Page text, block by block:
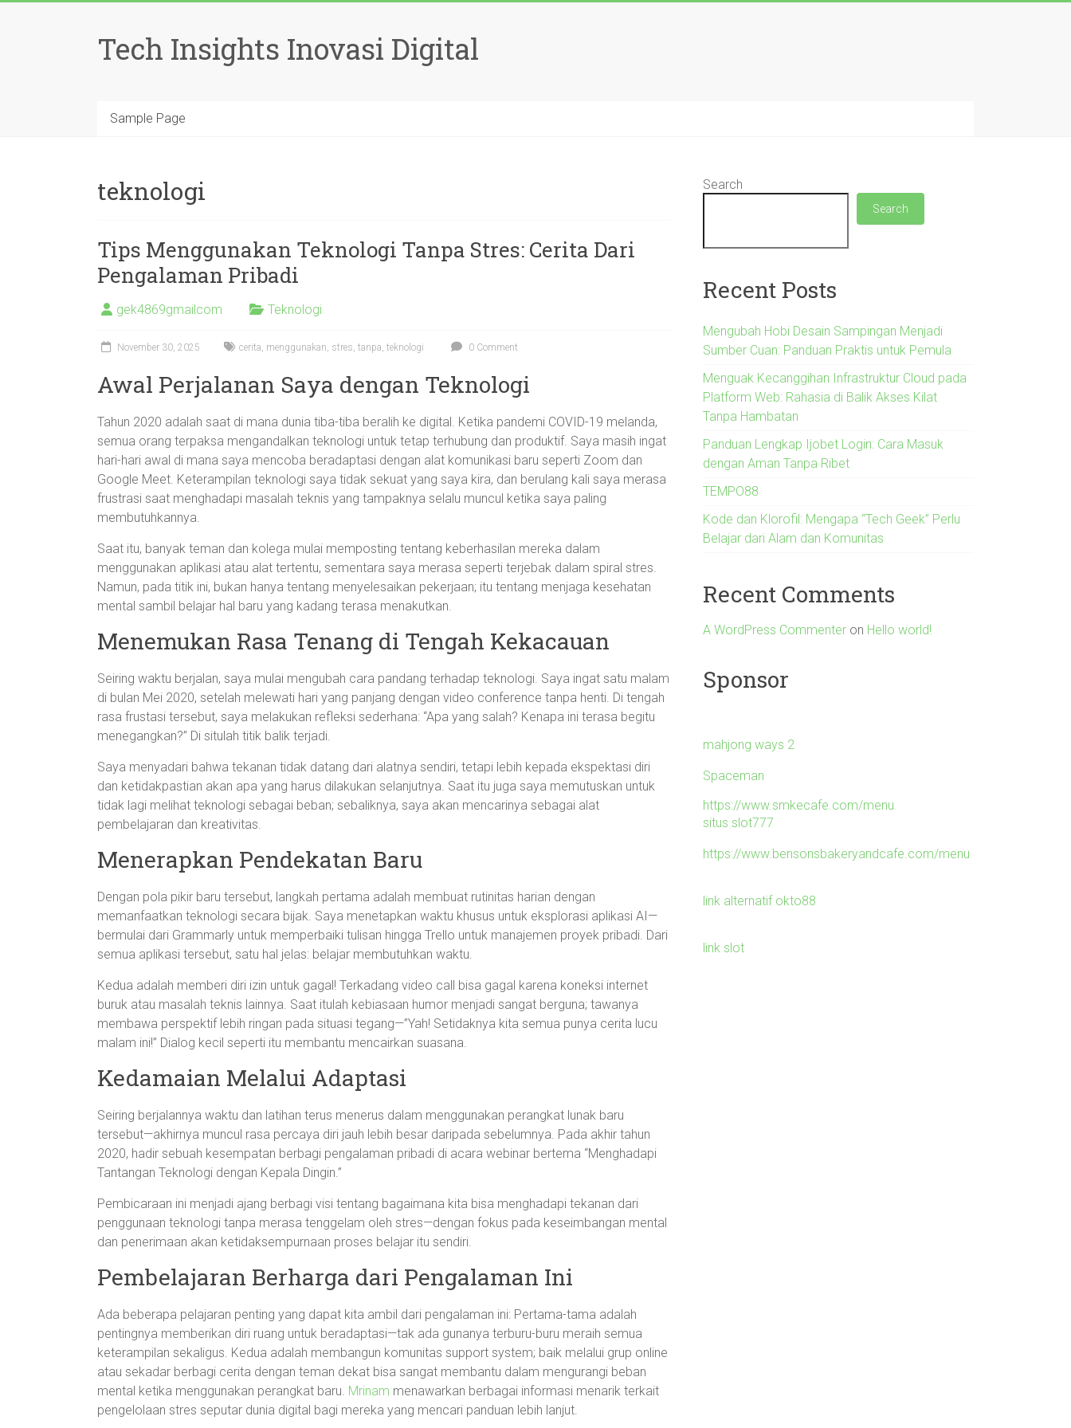
Tech Insights Inovasi Digital
Sample Page
teknologi
Tips Menggunakan Teknologi Tanpa Stres: Cerita Dari
Pengalaman Pribadi
gek4869gmailcom Teknologi
November 30, 2025 cerita, menggunakan, stres, tanpa, teknologi 0 Comment
Awal Perjalanan Saya dengan Teknologi
Tahun 2020 adalah saat di mana dunia tiba-tiba beralih ke digital. Ketika pandemi COVID-19 melanda,
semua orang terpaksa mengandalkan teknologi untuk tetap terhubung dan produktif. Saya masih ingat
hari-hari awal di mana saya mencoba beradaptasi dengan alat komunikasi baru seperti Zoom dan
Google Meet. Keterampilan teknologi saya tidak sekuat yang saya kira, dan berulang kali saya merasa
frustrasi saat menghadapi masalah teknis yang tampaknya selalu muncul ketika saya paling
membutuhkannya.
Saat itu, banyak teman dan kolega mulai memposting tentang keberhasilan mereka dalam
menggunakan aplikasi atau alat tertentu, sementara saya merasa seperti terjebak dalam spiral stres.
Namun, pada titik ini, bukan hanya tentang menyelesaikan pekerjaan; itu tentang menjaga kesehatan
mental sambil belajar hal baru yang kadang terasa menakutkan.
Menemukan Rasa Tenang di Tengah Kekacauan
Seiring waktu berjalan, saya mulai mengubah cara pandang terhadap teknologi. Saya ingat satu malam
di bulan Mei 2020, setelah melewati hari yang panjang dengan video conference tanpa henti. Di tengah
rasa frustasi tersebut, saya melakukan refleksi sederhana: “Apa yang salah? Kenapa ini terasa begitu
menegangkan?” Di situlah titik balik terjadi.
Saya menyadari bahwa tekanan tidak datang dari alatnya sendiri, tetapi lebih kepada ekspektasi diri
dan ketidakpastian akan apa yang harus dilakukan selanjutnya. Saat itu juga saya memutuskan untuk
tidak lagi melihat teknologi sebagai beban; sebaliknya, saya akan mencarinya sebagai alat
pembelajaran dan kreativitas.
Menerapkan Pendekatan Baru
Dengan pola pikir baru tersebut, langkah pertama adalah membuat rutinitas harian dengan
memanfaatkan teknologi secara bijak. Saya menetapkan waktu khusus untuk eksplorasi aplikasi AI—
bermulai dari Grammarly untuk memperbaiki tulisan hingga Trello untuk manajemen proyek pribadi. Dari
semua aplikasi tersebut, satu hal jelas: belajar membutuhkan waktu.
Kedua adalah memberi diri izin untuk gagal! Terkadang video call bisa gagal karena koneksi internet
buruk atau masalah teknis lainnya. Saat itulah kebiasaan humor menjadi sangat berguna; tawanya
membawa perspektif lebih ringan pada situasi tegang—”Yah! Setidaknya kita semua punya cerita lucu
malam ini!” Dialog kecil seperti itu membantu mencairkan suasana.
Kedamaian Melalui Adaptasi
Seiring berjalannya waktu dan latihan terus menerus dalam menggunakan perangkat lunak baru
tersebut—akhirnya muncul rasa percaya diri jauh lebih besar daripada sebelumnya. Pada akhir tahun
2020, hadir sebuah kesempatan berbagi pengalaman pribadi di acara webinar bertema “Menghadapi
Tantangan Teknologi dengan Kepala Dingin.”
Pembicaraan ini menjadi ajang berbagi visi tentang bagaimana kita bisa menghadapi tekanan dari
penggunaan teknologi tanpa merasa tenggelam oleh stres—dengan fokus pada keseimbangan mental
dan penerimaan akan ketidaksempurnaan proses belajar itu sendiri.
Pembelajaran Berharga dari Pengalaman Ini
Ada beberapa pelajaran penting yang dapat kita ambil dari pengalaman ini: Pertama-tama adalah
pentingnya memberikan diri ruang untuk beradaptasi—tak ada gunanya terburu-buru meraih semua
keterampilan sekaligus. Kedua adalah membangun komunitas support system; baik melalui grup online
atau sekadar berbagi cerita dengan teman dekat bisa sangat membantu dalam mengurangi beban
mental ketika menggunakan perangkat baru. Mrinam menawarkan berbagai informasi menarik terkait
pengelolaan stres seputar dunia digital bagi mereka yang mencari panduan lebih lanjut.
Search
Search
Recent Posts
Mengubah Hobi Desain Sampingan Menjadi
Sumber Cuan: Panduan Praktis untuk Pemula
Menguak Kecanggihan Infrastruktur Cloud pada
Platform Web: Rahasia di Balik Akses Kilat
Tanpa Hambatan
Panduan Lengkap Ijobet Login: Cara Masuk
dengan Aman Tanpa Ribet
TEMPO88
Kode dan Klorofil: Mengapa “Tech Geek” Perlu
Belajar dari Alam dan Komunitas
Recent Comments
A WordPress Commenter on Hello world!
Sponsor
mahjong ways 2
Spaceman
https://www.smkecafe.com/menu
situs slot777
https://www.bensonsbakeryandcafe.com/menu
link alternatif okto88
link slot